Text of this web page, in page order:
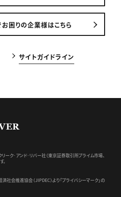
お困りの企業様はこちら
サイトガイドライン
ーク･アンド･リバー社（東京証券取引所プライム市場、
。
社会推進協会（JIPDEC）より 「プライバシーマーク」の